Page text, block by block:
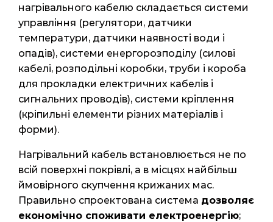
нагрівального кабелю складається системи
управління (регулятори, датчики
температури, датчики наявності води і
опадів), системи енергорозподілу (силові
кабелі, розподільні коробки, труби і короба
для прокладки електричних кабелів і
сигнальних проводів), системи кріплення
(кріпильні елементи різних матеріалів і
форми).
Нагрівальний кабель встановлюється не по
всій поверхні покрівлі, а в місцях найбільш
ймовірного скупчення крижаних мас.
Правильно спроектована система дозволяє
економічно споживати електроенергію;